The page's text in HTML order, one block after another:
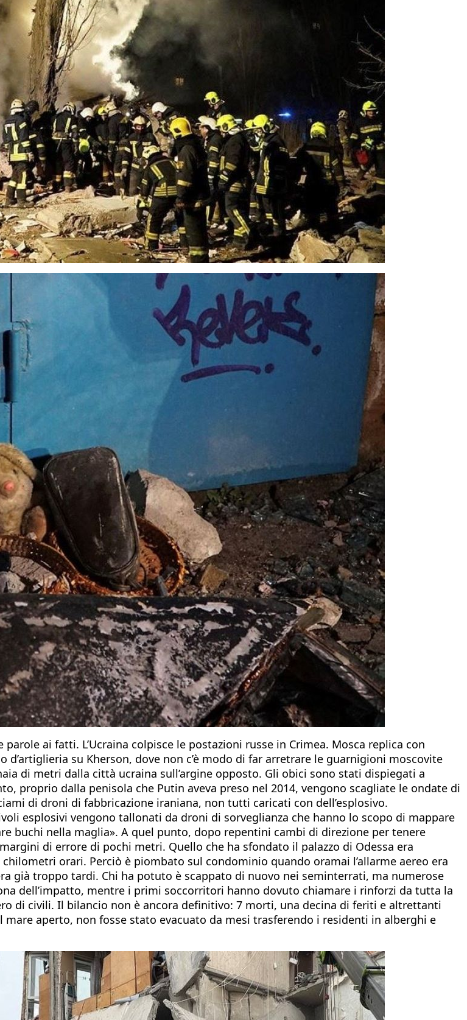
ai fatti. L’Ucraina colpisce le postazioni russe in Crimea. Mosca replica con
su Kherson, dove non c’è modo di far arretrare le guarnigioni moscovite
di metri dalla città ucraina sull’argine opposto. Gli obici sono stati dispiegati a
proprio dalla penisola che Putin aveva preso nel 2014, vengono scagliate le ondate di
di droni di fabbricazione iraniana, non tutti caricati con dell’esplosivo.
esplosivi vengono tallonati da droni di sorveglianza che hanno lo scopo di mappare
buchi nella maglia». A quel punto, dopo repentini cambi di direzione per tenere
di errore di pochi metri. Quello che ha sfondato il palazzo di Odessa era
orari. Perciò è piombato sul condominio quando oramai l’allarme aereo era
già troppo tardi. Chi ha potuto è scappato di nuovo nei seminterrati, ma numerose
dell’impatto, mentre i primi soccorritori hanno dovuto chiamare i rinforzi da tutta la
di civili. Il bilancio non è ancora definitivo: 7 morti, una decina di feriti e altrettanti
aperto, non fosse stato evacuato da mesi trasferendo i residenti in alberghi e